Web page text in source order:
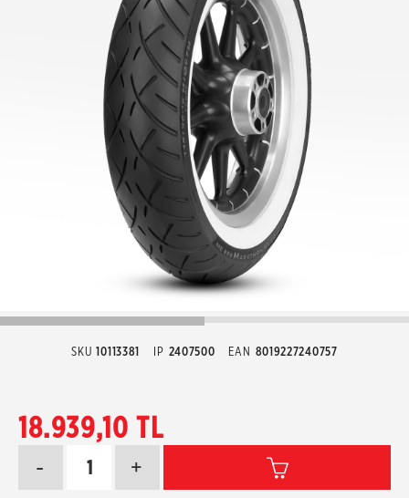
SKU 10113381 IP 2407500 EAN 8019227240757
18.939,10 TL
+
-